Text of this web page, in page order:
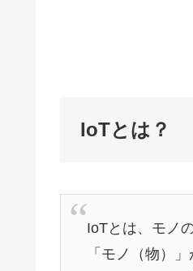
IoTとは？
IoTとは、モノ
「モノ（物）